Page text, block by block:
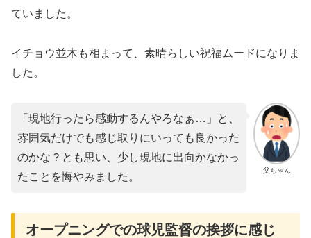
ていました。
イチョウ並木も相まって、素晴らしい祝福ムードになりま
した。
父ちゃん
「現地行ったら感動するんやろなぁ…」と、
雰囲気だけでも感じ取りにいっても良かった
のかな？とも思い、少し現地に出向かなかっ
たことを悔やみました。
オープニングでの球児監督の挨拶に感じ